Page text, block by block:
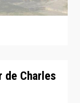
de Charles